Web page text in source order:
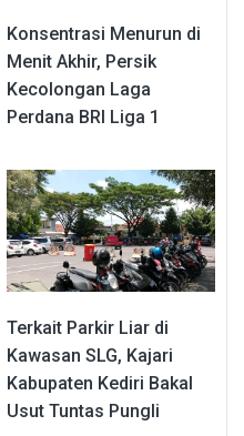
Konsentrasi Menurun di
Menit Akhir, Persik
Kecolongan Laga
Perdana BRI Liga 1
Terkait Parkir Liar di
Kawasan SLG, Kajari
Kabupaten Kediri Bakal
Usut Tuntas Pungli